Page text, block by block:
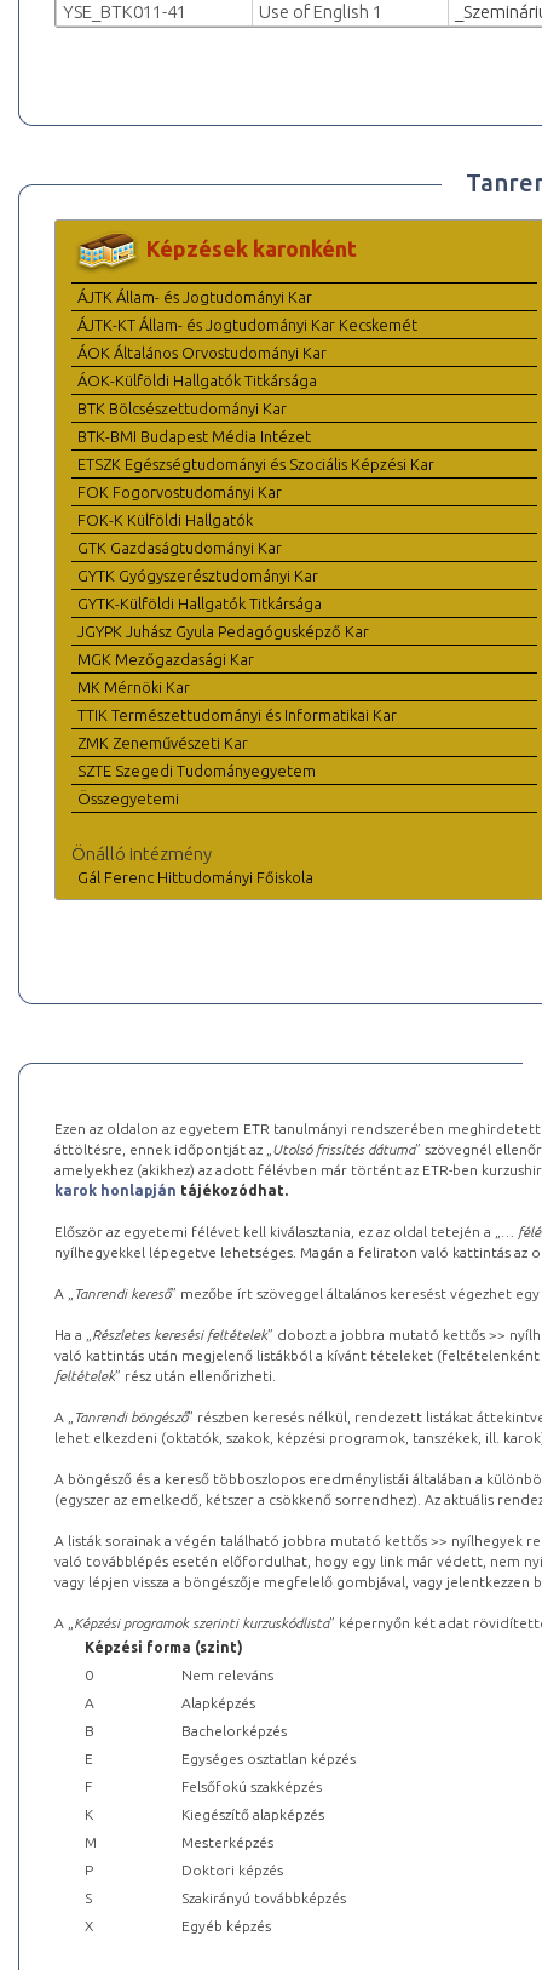
YSE_BTK011-41
Use of English 1
Képzések karonként
ÁJTK Állam- és Jogtudományi Kar
ÁJTK-KT Állam- és Jogtudományi Kar Kecskemét
ÁOK Általános Orvostudományi Kar
ÁOK-Külföldi Hallgatók Titkársága
BTK Bölcsészettudományi Kar
BTK-BMI Budapest Média Intézet
ETSZK Egészségtudományi és Szociális Képzési Kar
FOK Fogorvostudományi Kar
FOK-K Külföldi Hallgatók
GTK Gazdaságtudományi Kar
GYTK Gyógyszerésztudományi Kar
GYTK-Külföldi Hallgatók Titkársága
JGYPK Juhász Gyula Pedagógusképző Kar
MGK Mezőgazdasági Kar
MK Mérnöki Kar
TTIK Természettudományi és Informatikai Kar
ZMK Zeneművészeti Kar
SZTE Szegedi Tudományegyetem
Összegyetemi
Önálló intézmény
Gál Ferenc Hittudományi Főiskola
Ezen az oldalon az egyetem ETR tanulmányi rendszerében
áttöltésre, ennek időpontját az „ Utolsó frissítés dátuma” szövegnél
amelyekhez (akikhez) az adott félévben már történt az ETR-ben
karok honlapján tájékozódhat.
Először az egyetemi félévet kell kiválasztania, ez az oldal tetején a „
…
nyílhegyekkel lépegetve lehetséges. Magán a feliraton való kattintás az
A „ Tanrendi kereső” mezőbe írt szöveggel általános keresést végezhet
Ha a „ Részletes keresési feltételek” dobozt a jobbra mutató kettős >>
való kattintás után megjelenő listákból a kívánt tételeket (feltételenként
feltételek” rész után ellenőrizheti.
A „ Tanrendi böngésző” részben keresés nélkül, rendezett listákat
lehet elkezdeni (oktatók, szakok, képzési programok, tanszékek, ill.
A böngésző és a kereső többoszlopos eredménylistái általában a
(egyszer az emelkedő, kétszer a csökkenő sorrendhez). Az aktuális
A listák sorainak a végén található jobbra mutató kettős >> nyílhegyek
való továbblépés esetén előfordulhat, hogy egy link már védett, nem
vagy lépjen vissza a böngészője megfelelő gombjával, vagy
A „ Képzési programok szerinti kurzuskódlista” képernyőn két adat
Képzési forma (szint)
0
Nem releváns
A
Alapképzés
B
Bachelorképzés
E
Egységes osztatlan képzés
F
Felsőfokú szakképzés
K
Kiegészítő alapképzés
M
Mesterképzés
P
Doktori képzés
S
Szakirányú továbbképzés
X
Egyéb képzés